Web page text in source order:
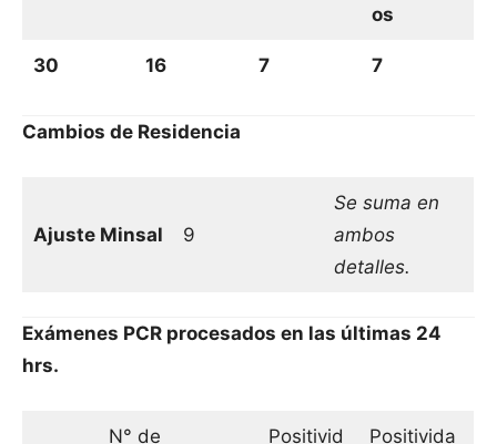
os
30 16 7 7
Cambios de Residencia
Ajuste Minsal 9
Se suma en
ambos
detalles.
Exámenes PCR procesados en las últimas 24
hrs.
N° de
Positivid
Positivida